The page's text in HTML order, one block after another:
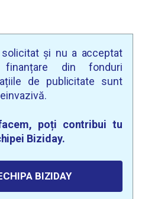
și nu a acceptat
din fonduri
de publicitate sunt
poți contribui tu
Biziday.
BIZIDAY